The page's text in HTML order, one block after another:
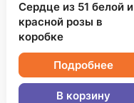
Сердце из 51 белой и
красной розы в
коробке
Подробнее
В корзину